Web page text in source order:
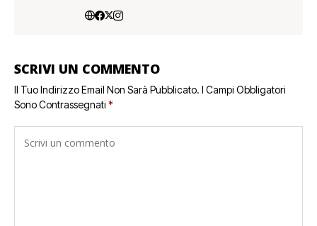
SCRIVI UN COMMENTO
Il Tuo Indirizzo Email Non Sarà Pubblicato. I Campi Obbligatori
Sono Contrassegnati *